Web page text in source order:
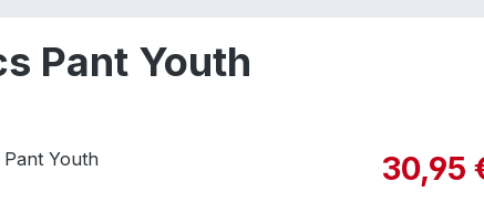
Pant Youth
30,95